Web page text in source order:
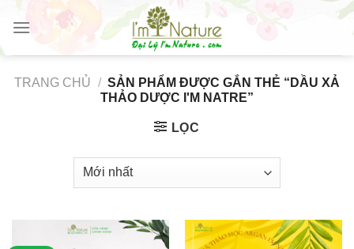
Skip
content
TRANG CHỦ / SẢN PHẨM ĐƯỢC GẮN THẺ “DẦU XẢ
THẢO DƯỢC I'M NATRE”
LỌC